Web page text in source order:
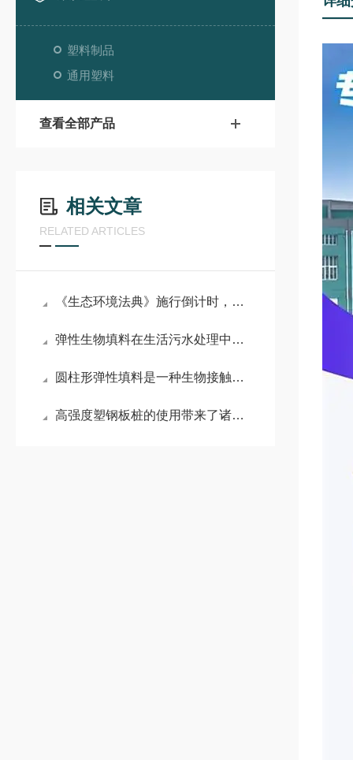
塑料制品
通用塑料
查看全部产品
相关文章
RELATED ARTICLES
《生态环境法典》施行倒计时，PVC改性材料企业如何应对？
弹性生物填料在生活污水处理中的运用
圆柱形弹性填料是一种生物接触氧化法和厌氧发酵法处理废水的生物载体
高强度塑钢板桩的使用带来了诸多好处